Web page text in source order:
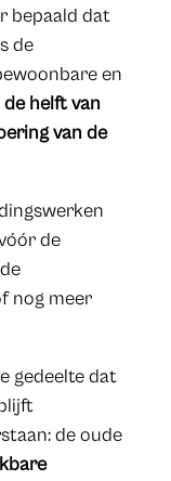
bepaald dat
de
en
helft van
van de
de
nog meer
gedeelte dat
de oude